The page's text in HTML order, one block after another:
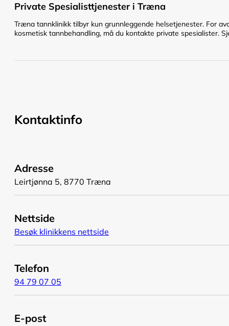
Private Spesialisttjenester i Træna
Træna tannklinikk tilbyr kun grunnleggende helsetjenester. For
kosmetisk tannbehandling, må du kontakte private spesialister.
Kontaktinfo
Adresse
Leirtjønna 5, 8770 Træna
Telefon
94 79 07 05
E-post
Nettside
Besøk klinikkens nettside